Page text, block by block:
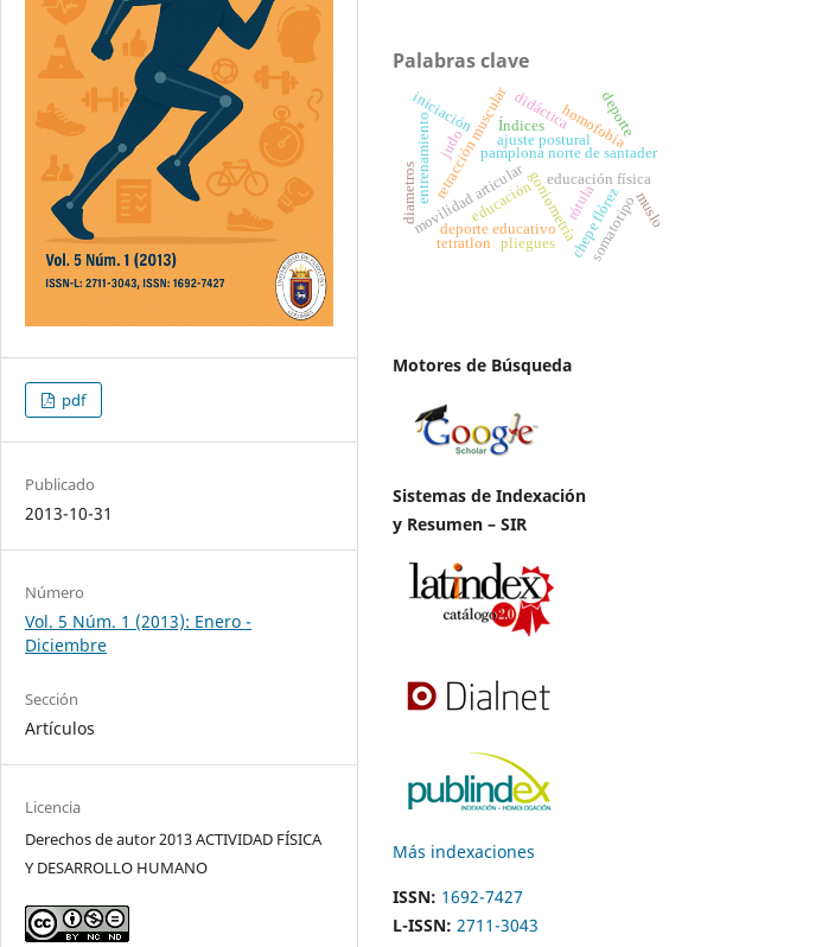
pdf
Publicado
2013-10-31
Número
Vol. 5 Núm. 1 (2013): Enero -
Diciembre
Sección
Artículos
Licencia
Derechos de autor 2013 ACTIVIDAD FÍSICA
Y DESARROLLO HUMANO
Palabras clave
chepe flórez
educación física
pamplona norte de santader
movilidad articulargoniometría
retracción muscular
iniciación
entrenamiento homofobia
deporte
educación
ajuste postural
judo
deporte educativo
didáctica
somatotipo
pliegues
Índices
diametros
tetratlon
rótula muslo
Motores de Búsqueda
Sistemas de Indexación
y Resumen – SIR
Más indexaciones
ISSN: 1692-7427
L-ISSN: 2711-3043